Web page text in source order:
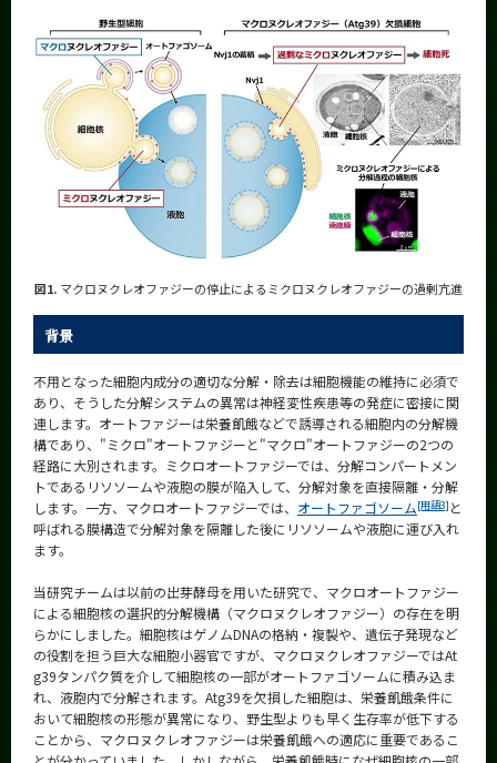
図1. マクロヌクレオファジーの停止によるミクロヌクレオファジーの過剰亢進
背景
不用となった細胞内成分の適切な分解・除去は細胞機能の維持に必須で
あり、そうした分解システムの異常は神経変性疾患等の発症に密接に関
連します。オートファジーは栄養飢餓などで誘導される細胞内の分解機
構であり、"ミクロ"オートファジーと"マクロ"オートファジーの2つの
経路に大別されます。ミクロオートファジーでは、分解コンパートメン
トであるリソソームや液胞の膜が陥入して、分解対象を直接隔離・分解
します。一方、マクロオートファジーでは、 オートファゴソーム[用語3] と
呼ばれる膜構造で分解対象を隔離した後にリソソームや液胞に運び入れ
ます。
当研究チームは以前の出芽酵母を用いた研究で、マクロオートファジー
による細胞核の選択的分解機構（マクロヌクレオファジー）の存在を明
らかにしました。細胞核はゲノムDNAの格納・複製や、遺伝子発現など
の役割を担う巨大な細胞小器官ですが、マクロヌクレオファジーではAt
g39タンパク質を介して細胞核の一部がオートファゴソームに積み込ま
れ、液胞内で分解されます。Atg39を欠損した細胞は、栄養飢餓条件に
おいて細胞核の形態が異常になり、野生型よりも早く生存率が低下する
ことから、マクロヌクレオファジーは栄養飢餓への適応に重要であるこ